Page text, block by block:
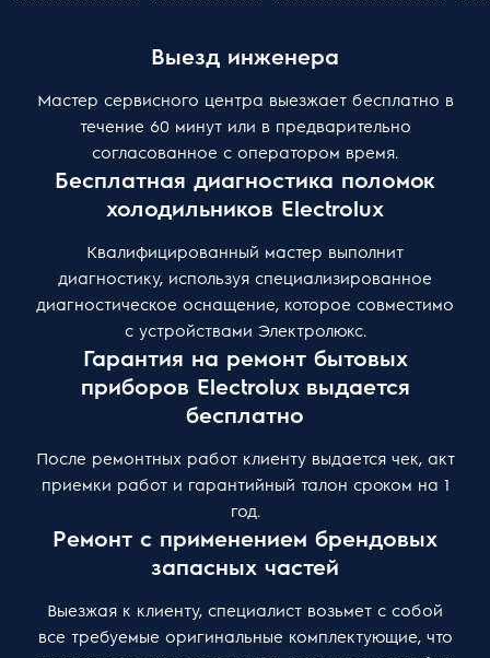
Выезд инженера
Мастер сервисного центра выезжает бесплатно в
течение 60 минут или в предварительно
согласованное с оператором время.
Бесплатная диагностика поломок
холодильников Electrolux
Квалифицированный мастер выполнит
диагностику, используя специализированное
диагностическое оснащение, которое совместимо
с устройствами Электролюкс.
Гарантия на ремонт бытовых
приборов Electrolux выдается
бесплатно
После ремонтных работ клиенту выдается чек, акт
приемки работ и гарантийный талон сроком на 1
год.
Ремонт с применением брендовых
запасных частей
Выезжая к клиенту, специалист возьмет с собой
все требуемые оригинальные комплектующие, что